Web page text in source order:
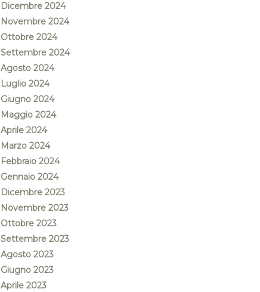
Dicembre 2024
Novembre 2024
Ottobre 2024
Settembre 2024
Agosto 2024
Luglio 2024
Giugno 2024
Maggio 2024
Aprile 2024
Marzo 2024
Febbraio 2024
Gennaio 2024
Dicembre 2023
Novembre 2023
Ottobre 2023
Settembre 2023
Agosto 2023
Giugno 2023
Aprile 2023